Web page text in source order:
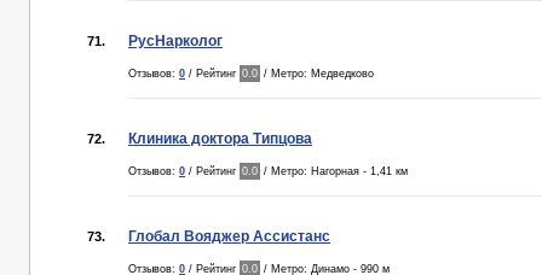
71. РусНарколог
Отзывов: 0 / Рейтинг 0.0 / Метро: Медведково
72. Клиника доктора Типцова
Отзывов: 0 / Рейтинг 0.0 / Метро: Нагорная - 1,41 км
73. Глобал Вояджер Ассистанс
Отзывов: 0 / Рейтинг 0.0 / Метро: Динамо - 990 м